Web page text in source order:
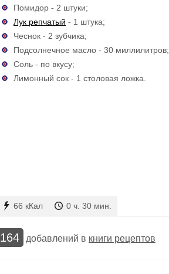
Помидор - 2 штуки;
Лук репчатый - 1 штука;
Чеснок - 2 зубчика;
Подсолнечное масло - 30 миллилитров;
Соль - по вкусу;
Лимонный сок - 1 столовая ложка.
66 кКал 0 ч. 30 мин.
164 добавлений в книги рецептов